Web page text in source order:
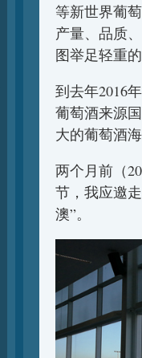
等新世界葡
产量、品质
图举足轻重
到去年2016
葡萄酒来源
大的葡萄酒
两个月前（
节，我应邀
澳”。